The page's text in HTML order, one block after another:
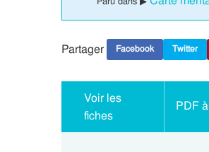
Partager Facebook Twitter
Voir les
fiches
PDF